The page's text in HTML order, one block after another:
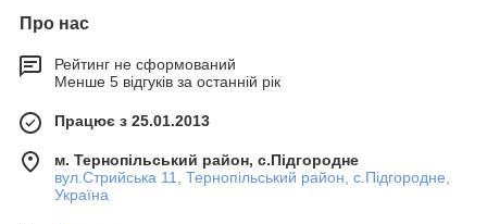
Про нас
Рейтинг не сформований
Менше 5 відгуків за останній рік
Працює з 25.01.2013
м. Тернопільський район, с.Підгородне
вул.Стрийська 11, Тернопільський район, с.Підгородне,
Україна